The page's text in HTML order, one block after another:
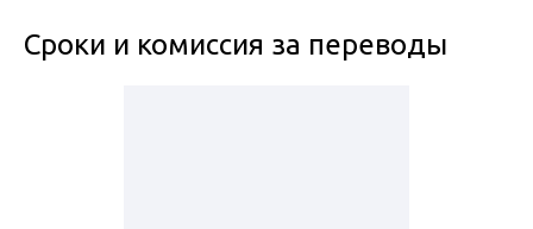
Сроки и комиссия за переводы